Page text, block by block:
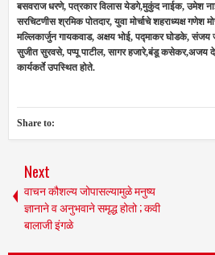
बसवराज धरणे, पत्रकार विलास येडगे,मुकुंद नाईक, उमेश
सरचिटणीस श्रमिक पोतदार, युवा मोर्चाचे शहराध्यक्ष
मल्लिकार्जुन गायकवाड, अक्षय भोई, पद्माकर घोडके, संजय
सुजीत सुरवसे, पप्पू पाटील, सागर हजारे,बंडू कसेकर,अजय
कार्यकर्ते उपस्थित होते.
Share to:
Next
वाचन कौशल्य जोपासल्यामुळे मनुष्य
ज्ञानाने व अनुभवाने समृद्ध होतो ; कवी
बालाजी इंगळे